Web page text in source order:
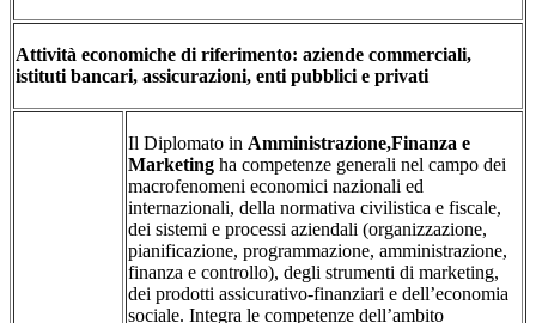
Attività economiche di riferimento: aziende commerciali,
istituti bancari, assicurazioni, enti pubblici e privati
Il Diplomato in Amministrazione,Finanza e
Marketing ha competenze generali nel campo dei
macrofenomeni economici nazionali ed
internazionali, della normativa civilistica e fiscale,
dei sistemi e processi aziendali (organizzazione,
pianificazione, programmazione, amministrazione,
finanza e controllo), degli strumenti di marketing,
dei prodotti assicurativo-finanziari e dell’economia
sociale. Integra le competenze dell’ambito